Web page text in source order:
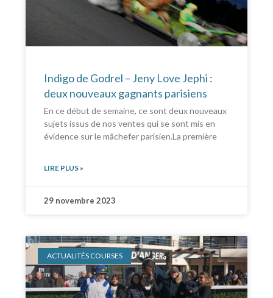
Indigo de Godrel – Jeny Love Jephi :
deux nouveaux gagnants parisiens
En ce début de semaine, ce sont deux nouveaux
sujets issus de nos ventes qui se sont mis en
évidence sur le mâchefer parisien.La première
LIRE PLUS »
29 novembre 2023
ACTUALITÉS COURSES